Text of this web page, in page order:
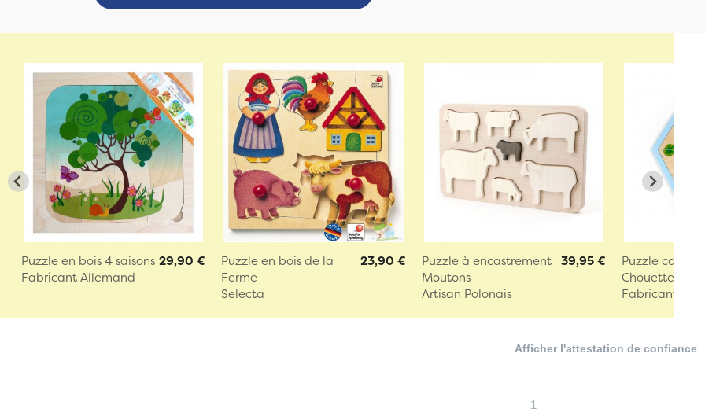
Puzzle en bois 4 saisons
Fabricant Allemand
29,90 €
Puzzle en bois de la
Ferme
Selecta
23,90 €
Puzzle à encastrement
Moutons
Artisan Polonais
39,95 €
Puzzle casse-
Chouettes
Fabricant
Afficher l'attestation de confiance
1